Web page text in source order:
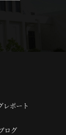
レポート
ログ